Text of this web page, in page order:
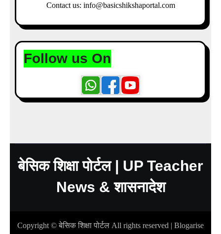
Contact us: info@basicshikshaportal.com
Follow us On
बेसिक शिक्षा पोर्टल | UP Teacher
News & शासनादेश
Copyright © बेसिक शिक्षा पोर्टल All rights reserved | Blogarise